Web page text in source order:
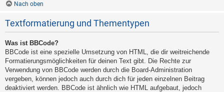
Nach oben
Textformatierung und Thementypen
Was ist BBCode?
BBCode ist eine spezielle Umsetzung von HTML, die dir weitreichende
Formatierungsmöglichkeiten für deinen Text gibt. Die Rechte zur
Verwendung von BBCode werden durch die Board-Administration
vergeben, können jedoch auch durch dich für jeden einzelnen Beitrag
deaktiviert werden. BBCode ist ähnlich wie HTML aufgebaut, jedoch